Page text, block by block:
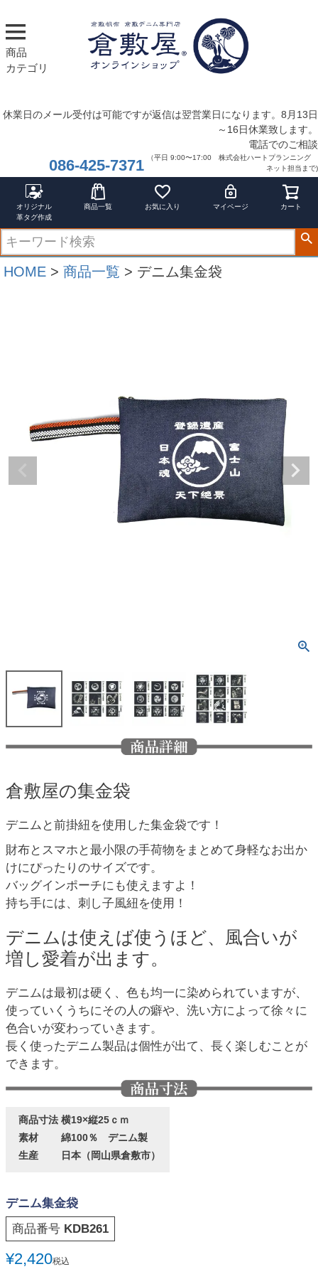
商品
カテゴリ
休業日のメール受付は可能ですが返信は翌営業日になります。8月13日
～16日休業致します。
電話でのご相談
086-425-7371
（平日 9:00〜17:00 株式会社ハートプランニング
ネット担当まで)
オリジナル
革タグ作成
商品一覧 お気に入り マイページ カート
HOME 商品一覧 デニム集金袋
倉敷屋の集金袋
デニムと前掛紐を使用した集金袋です！
財布とスマホと最小限の手荷物をまとめて身軽なお出か
けにぴったりのサイズです。
バッグインポーチにも使えますよ！
持ち手には、刺し子風紐を使用！
デニムは使えば使うほど、風合いが
増し愛着が出ます。
デニムは最初は硬く、色も均一に染められていますが、
使っていくうちにその人の癖や、洗い方によって徐々に
色合いが変わっていきます。
長く使ったデニム製品は個性が出て、長く楽しむことが
できます。
商品寸法 横19×縦25ｃｍ
素材
綿100％ デニム製
生産
日本（岡山県倉敷市）
デニム集金袋
商品番号 KDB261
¥2,420税込